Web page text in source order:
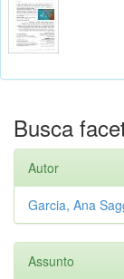
Busca
Autor
Garcia, Ana
Assunto